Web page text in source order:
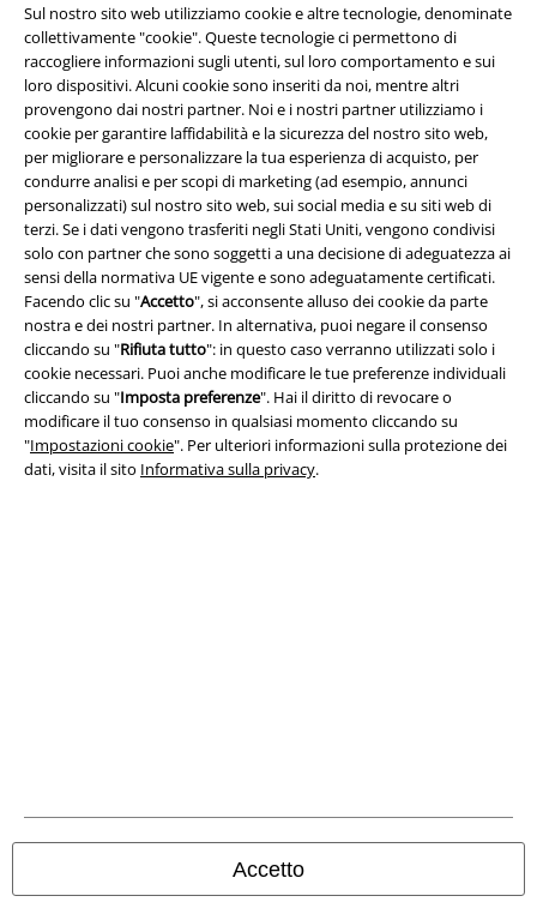
Sul nostro sito web utilizziamo cookie e altre tecnologie, denominate
collettivamente "cookie". Queste tecnologie ci permettono di
raccogliere informazioni sugli utenti, sul loro comportamento e sui
loro dispositivi. Alcuni cookie sono inseriti da noi, mentre altri
provengono dai nostri partner. Noi e i nostri partner utilizziamo i
cookie per garantire laffidabilità e la sicurezza del nostro sito web,
per migliorare e personalizzare la tua esperienza di acquisto, per
condurre analisi e per scopi di marketing (ad esempio, annunci
personalizzati) sul nostro sito web, sui social media e su siti web di
terzi. Se i dati vengono trasferiti negli Stati Uniti, vengono condivisi
solo con partner che sono soggetti a una decisione di adeguatezza ai
sensi della normativa UE vigente e sono adeguatamente certificati.
Facendo clic su "Accetto", si acconsente alluso dei cookie da parte
nostra e dei nostri partner. In alternativa, puoi negare il consenso
cliccando su "Rifiuta tutto": in questo caso verranno utilizzati solo i
cookie necessari. Puoi anche modificare le tue preferenze individuali
cliccando su "Imposta preferenze". Hai il diritto di revocare o
modificare il tuo consenso in qualsiasi momento cliccando su
"Impostazioni cookie". Per ulteriori informazioni sulla protezione dei
dati, visita il sito Informativa sulla privacy.
Accetto
Info legali
Termini & Condizioni
Redazione
Legge sulla Privacy
Smaltimento rifiuti e protezione dell’ambiente